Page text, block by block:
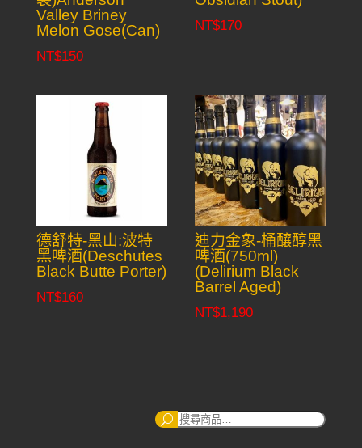
Valley Briney
Melon Gose(Can)
NT$150
NT$170
德舒特-黑山:波特
黑啤酒(Deschutes
Black Butte Porter)
NT$160
迪力金象-桶釀醇黑
啤酒(750ml)
(Delirium Black
Barrel Aged)
NT$1,190
搜